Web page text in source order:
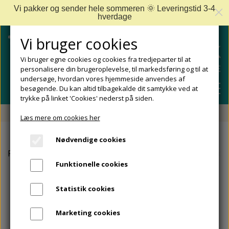
SHOP
FODCREMER
NEGLESVAMP
REDSKABER TIL FODPLEJE OG NEGLEPLEJE
FODFILE OG FODHØVLE
SÅLER, FODINDLÆG OG AFLASTNINGER
FODPROBLEMER
APOFYSITIS CALCANEI/SEVERS SYNDROM
REJSESTØRRELSER
MÆRKER
Fri fragt fra 499 DKK - Levering 1-2 hverdage
Forside
Vi bruger cookies
Vi bruger egne cookies og cookies fra tredjeparter til at
personalisere din brugeroplevelse, til markedsføring og til at
undersøge, hvordan vores hjemmeside anvendes af
besøgende. Du kan altid tilbagekalde dit samtykke ved at
trykke på linket 'Cookies' nederst på siden.
Læs mere om cookies her
Nødvendige cookies
Funktionelle cookies
Statistik cookies
Marketing cookies
Vi pakker og sender hele sommeren 🌞 Leveringstid 3-4
hverdage